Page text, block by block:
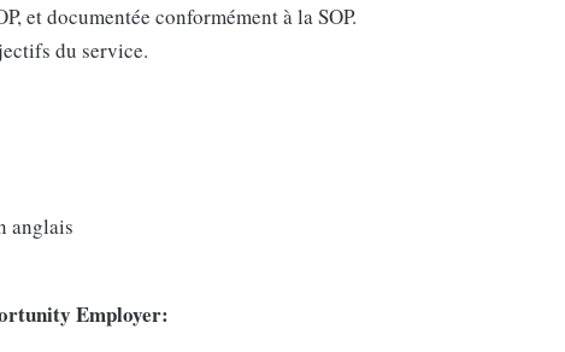
et documentée conformément à la SOP.
du service.
anglais
Employer: